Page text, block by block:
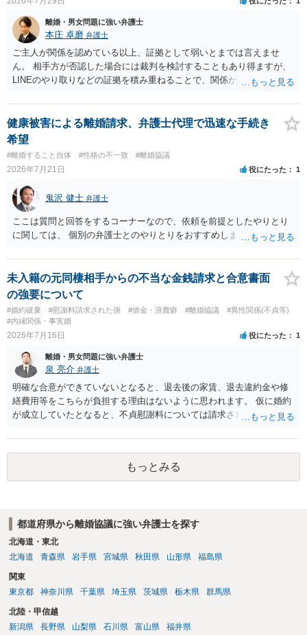
離婚・男女問題に強い弁護士
本庄 卓磨 弁護士
ご主人が関係を認めている以上、証拠として弱いとまでは言えませ
ん。 相手方が否認した場合には裁判を検討することもあり得ますが、
LINEのやり取りなどの証拠を積み重ねることで、関係が認定される余
個別の事情によりますので、お早めに弁護士に相談されることをおす
すめします。
健康被害による離婚請求、弁護士代理で迅速な手続き
希望
#離婚すること自体 #性格の不一致 #離婚協議
2026年7月21日 役にたった 1
鬼沢 健士 弁護士
ここは質問と回答をするコーナーなので、依頼を前提としたやりとり
に関しては、 個別の弁護士とのやりとりをおすすめします。
未入籍の元同棲相手からの不当な金銭請求と合意書面
の強要について
#婚約破棄 #慰謝料請求された側 #借金・浪費癖 #離婚協議
#異性関係(不貞等)
#内縁関係・事実婚
2026年7月16日 役にたった 1
離婚・男女問題に強い弁護士
泉 亮介 弁護士
明確な合意ができていないとなると、退去後の家賃、退去違約金や修
繕費用等をこちらが負担する理由はないように思われます。 仮に婚約
が成立していたとなると、不貞慰謝料については請求される可能性が
れば早めに弁護士に相談し、弁護士から回答をさせると良いでしょ
う。
もっとみる
都道府県から離婚協議に強い弁護士を探す
北海道・東北
北海道
青森県 岩手県 宮城県 秋田県 山形県 福島県
関東
東京都
神奈川県 千葉県 埼玉県 茨城県 栃木県 群馬県
北陸・甲信越
新潟県
長野県 山梨県 石川県 富山県 福井県